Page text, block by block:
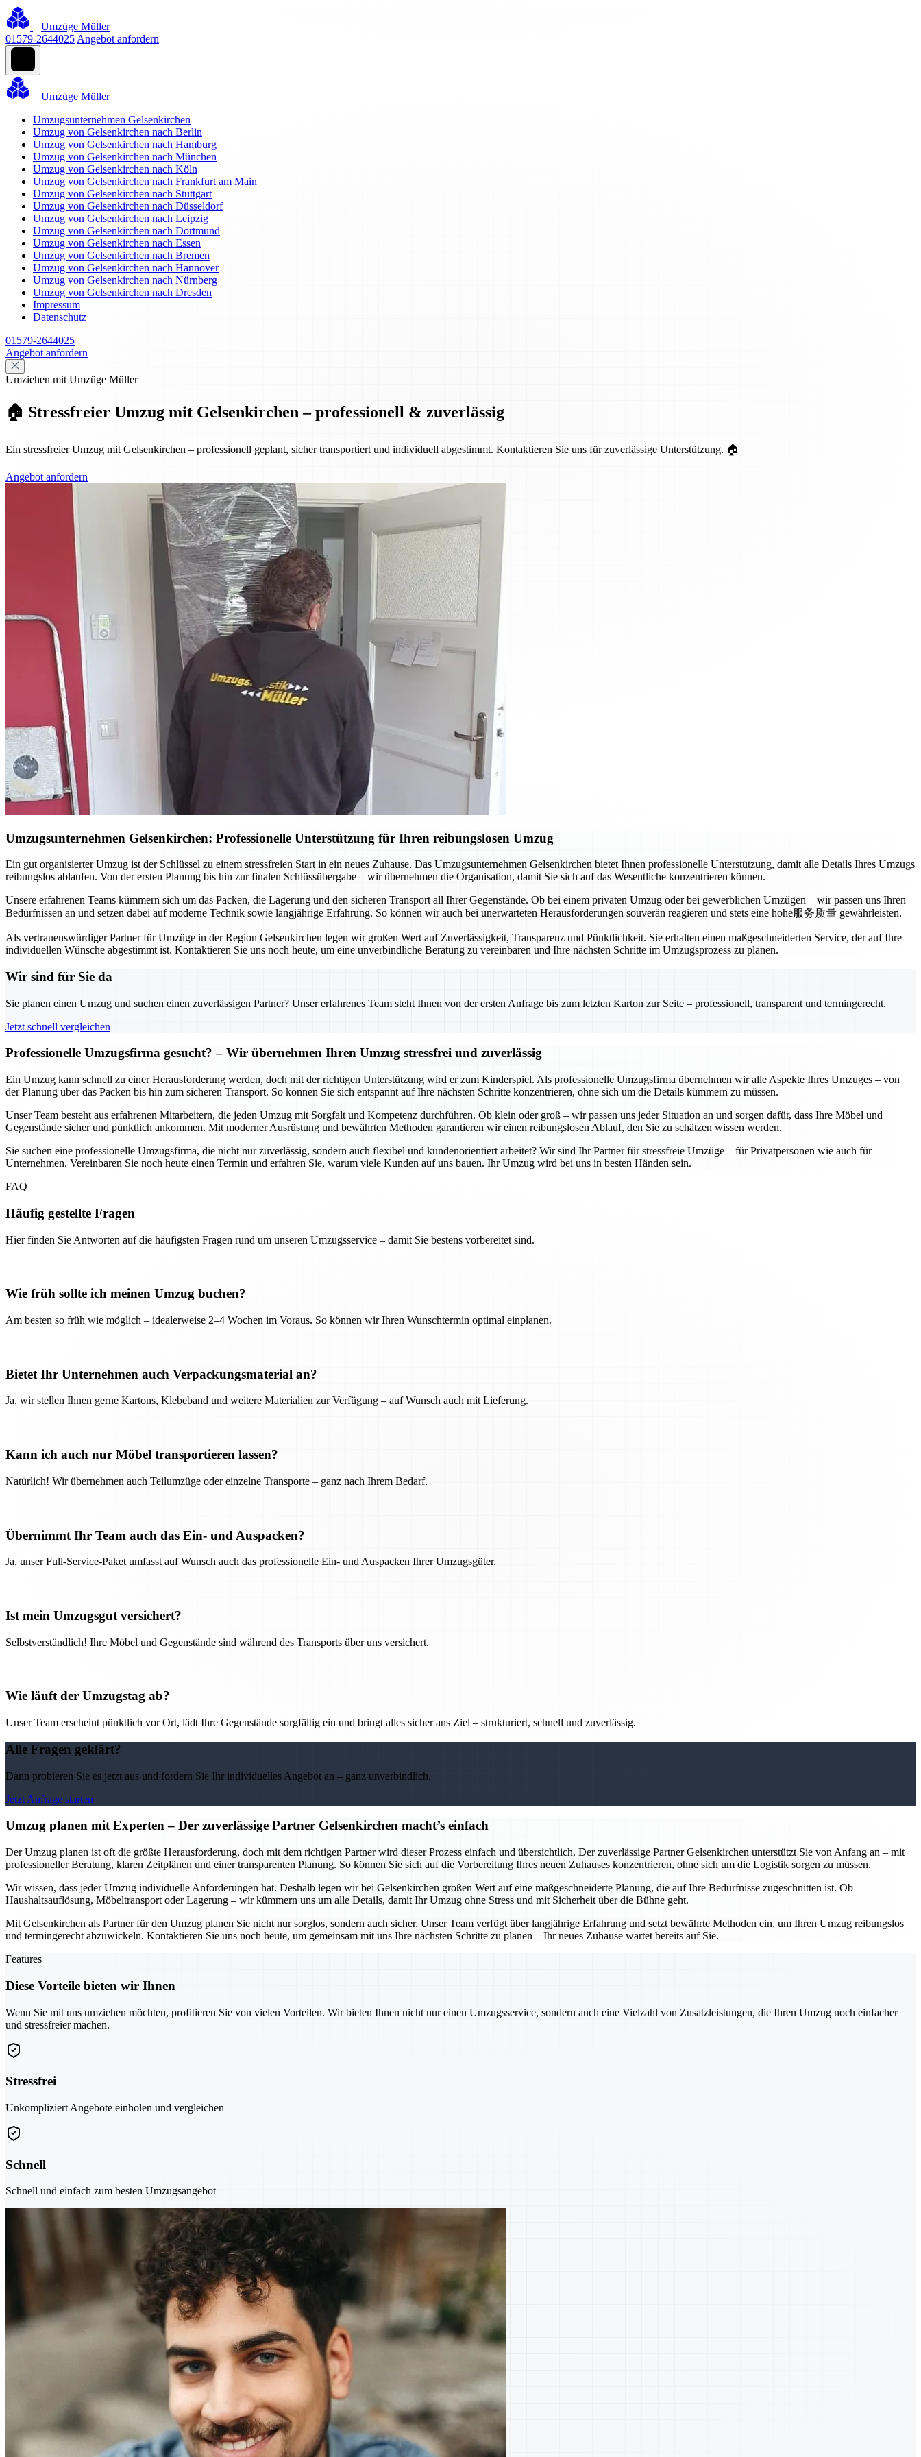
Umzüge Müller
01579-2644025 Angebot anfordern
Umzüge Müller
Umzugsunternehmen Gelsenkirchen
Umzug von Gelsenkirchen nach Berlin
Umzug von Gelsenkirchen nach Hamburg
Umzug von Gelsenkirchen nach München
Umzug von Gelsenkirchen nach Köln
Umzug von Gelsenkirchen nach Frankfurt am Main
Umzug von Gelsenkirchen nach Stuttgart
Umzug von Gelsenkirchen nach Düsseldorf
Umzug von Gelsenkirchen nach Leipzig
Umzug von Gelsenkirchen nach Dortmund
Umzug von Gelsenkirchen nach Essen
Umzug von Gelsenkirchen nach Bremen
Umzug von Gelsenkirchen nach Hannover
Umzug von Gelsenkirchen nach Nürnberg
Umzug von Gelsenkirchen nach Dresden
Impressum
Datenschutz
01579-2644025
Angebot anfordern
Umziehen mit Umzüge Müller
🏠 Stressfreier Umzug mit Gelsenkirchen – professionell & zuverlässig
Ein stressfreier Umzug mit Gelsenkirchen – professionell geplant, sicher transportiert und individuell abgestimmt. Kontaktieren Sie uns für zuverlässige Unterstützung. 🏠
Angebot anfordern
Umzugsunternehmen Gelsenkirchen: Professionelle Unterstützung für Ihren reibungslosen Umzug
Ein gut organisierter Umzug ist der Schlüssel zu einem stressfreien Start in ein neues Zuhause. Das Umzugsunternehmen Gelsenkirchen bietet Ihnen professionelle Unterstützung, damit alle Details Ihres Umzugs
reibungslos ablaufen. Von der ersten Planung bis hin zur finalen Schlüssübergabe – wir übernehmen die Organisation, damit Sie sich auf das Wesentliche konzentrieren können.
Unsere erfahrenen Teams kümmern sich um das Packen, die Lagerung und den sicheren Transport all Ihrer Gegenstände. Ob bei einem privaten Umzug oder bei gewerblichen Umzügen – wir passen uns Ihren
Bedürfnissen an und setzen dabei auf moderne Technik sowie langjährige Erfahrung. So können wir auch bei unerwarteten Herausforderungen souverän reagieren und stets eine hohe服务质量 gewährleisten.
Als vertrauenswürdiger Partner für Umzüge in der Region Gelsenkirchen legen wir großen Wert auf Zuverlässigkeit, Transparenz und Pünktlichkeit. Sie erhalten einen maßgeschneiderten Service, der auf Ihre
individuellen Wünsche abgestimmt ist. Kontaktieren Sie uns noch heute, um eine unverbindliche Beratung zu vereinbaren und Ihre nächsten Schritte im Umzugsprozess zu planen.
Wir sind für Sie da
Sie planen einen Umzug und suchen einen zuverlässigen Partner? Unser erfahrenes Team steht Ihnen von der ersten Anfrage bis zum letzten Karton zur Seite – professionell, transparent und termingerecht.
Jetzt schnell vergleichen
Professionelle Umzugsfirma gesucht? – Wir übernehmen Ihren Umzug stressfrei und zuverlässig
Ein Umzug kann schnell zu einer Herausforderung werden, doch mit der richtigen Unterstützung wird er zum Kinderspiel. Als professionelle Umzugsfirma übernehmen wir alle Aspekte Ihres Umzuges – von
der Planung über das Packen bis hin zum sicheren Transport. So können Sie sich entspannt auf Ihre nächsten Schritte konzentrieren, ohne sich um die Details kümmern zu müssen.
Unser Team besteht aus erfahrenen Mitarbeitern, die jeden Umzug mit Sorgfalt und Kompetenz durchführen. Ob klein oder groß – wir passen uns jeder Situation an und sorgen dafür, dass Ihre Möbel und
Gegenstände sicher und pünktlich ankommen. Mit moderner Ausrüstung und bewährten Methoden garantieren wir einen reibungslosen Ablauf, den Sie zu schätzen wissen werden.
Sie suchen eine professionelle Umzugsfirma, die nicht nur zuverlässig, sondern auch flexibel und kundenorientiert arbeitet? Wir sind Ihr Partner für stressfreie Umzüge – für Privatpersonen wie auch für
Unternehmen. Vereinbaren Sie noch heute einen Termin und erfahren Sie, warum viele Kunden auf uns bauen. Ihr Umzug wird bei uns in besten Händen sein.
FAQ
Häufig gestellte Fragen
Hier finden Sie Antworten auf die häufigsten Fragen rund um unseren Umzugsservice – damit Sie bestens vorbereitet sind.
Wie früh sollte ich meinen Umzug buchen?
Am besten so früh wie möglich – idealerweise 2–4 Wochen im Voraus. So können wir Ihren Wunschtermin optimal einplanen.
Bietet Ihr Unternehmen auch Verpackungsmaterial an?
Ja, wir stellen Ihnen gerne Kartons, Klebeband und weitere Materialien zur Verfügung – auf Wunsch auch mit Lieferung.
Kann ich auch nur Möbel transportieren lassen?
Natürlich! Wir übernehmen auch Teilumzüge oder einzelne Transporte – ganz nach Ihrem Bedarf.
Übernimmt Ihr Team auch das Ein- und Auspacken?
Ja, unser Full-Service-Paket umfasst auf Wunsch auch das professionelle Ein- und Auspacken Ihrer Umzugsgüter.
Ist mein Umzugsgut versichert?
Selbstverständlich! Ihre Möbel und Gegenstände sind während des Transports über uns versichert.
Wie läuft der Umzugstag ab?
Unser Team erscheint pünktlich vor Ort, lädt Ihre Gegenstände sorgfältig ein und bringt alles sicher ans Ziel – strukturiert, schnell und zuverlässig.
Alle Fragen geklärt?
Dann probieren Sie es jetzt aus und fordern Sie Ihr individuelles Angebot an – ganz unverbindlich.
Jetzt Anfrage starten
Umzug planen mit Experten – Der zuverlässige Partner Gelsenkirchen macht’s einfach
Der Umzug planen ist oft die größte Herausforderung, doch mit dem richtigen Partner wird dieser Prozess einfach und übersichtlich. Der zuverlässige Partner Gelsenkirchen unterstützt Sie von Anfang an – mit
professioneller Beratung, klaren Zeitplänen und einer transparenten Planung. So können Sie sich auf die Vorbereitung Ihres neuen Zuhauses konzentrieren, ohne sich um die Logistik sorgen zu müssen.
Wir wissen, dass jeder Umzug individuelle Anforderungen hat. Deshalb legen wir bei Gelsenkirchen großen Wert auf eine maßgeschneiderte Planung, die auf Ihre Bedürfnisse zugeschnitten ist. Ob
Haushaltsauflösung, Möbeltransport oder Lagerung – wir kümmern uns um alle Details, damit Ihr Umzug ohne Stress und mit Sicherheit über die Bühne geht.
Mit Gelsenkirchen als Partner für den Umzug planen Sie nicht nur sorglos, sondern auch sicher. Unser Team verfügt über langjährige Erfahrung und setzt bewährte Methoden ein, um Ihren Umzug reibungslos
und termingerecht abzuwickeln. Kontaktieren Sie uns noch heute, um gemeinsam mit uns Ihre nächsten Schritte zu planen – Ihr neues Zuhause wartet bereits auf Sie.
Features
Diese Vorteile bieten wir Ihnen
Wenn Sie mit uns umziehen möchten, profitieren Sie von vielen Vorteilen. Wir bieten Ihnen nicht nur einen Umzugsservice, sondern auch eine Vielzahl von Zusatzleistungen, die Ihren Umzug noch einfacher
und stressfreier machen.
Stressfrei
Unkompliziert Angebote einholen und vergleichen
Schnell
Schnell und einfach zum besten Umzugsangebot